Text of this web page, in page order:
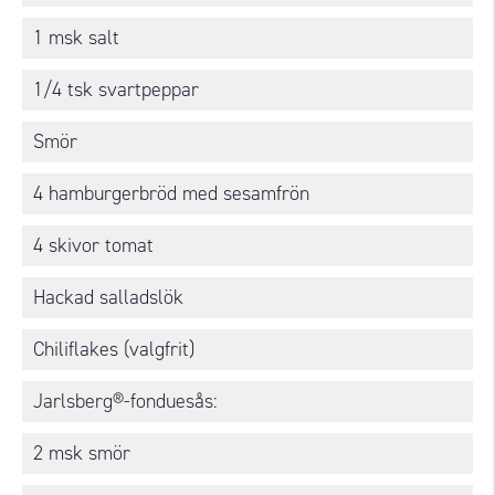
1 msk salt
1/4 tsk svartpeppar
Smör
4 hamburgerbröd med sesamfrön
4 skivor tomat
Hackad salladslök
Chiliflakes (valgfrit)
Jarlsberg®-fonduesås:
2 msk smör